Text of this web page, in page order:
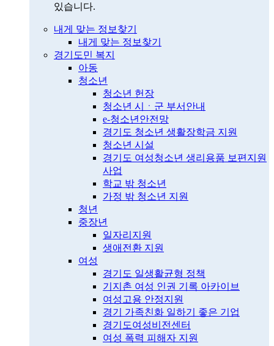
있습니다.
내게 맞는 정보찾기
내게 맞는 정보찾기
경기도민 복지
아동
청소년
청소년 헌장
청소년 시ㆍ군 부서안내
e-청소년안전망
경기도 청소년 생활장학금 지원
청소년 시설
경기도 여성청소년 생리용품 보편지원
사업
학교 밖 청소년
가정 밖 청소년 지원
청년
중장년
일자리지원
생애전환 지원
여성
경기도 일생활균형 정책
기지촌 여성 인권 기록 아카이브
여성고용 안정지원
경기 가족친화 일하기 좋은 기업
경기도여성비전센터
여성 폭력 피해자 지원